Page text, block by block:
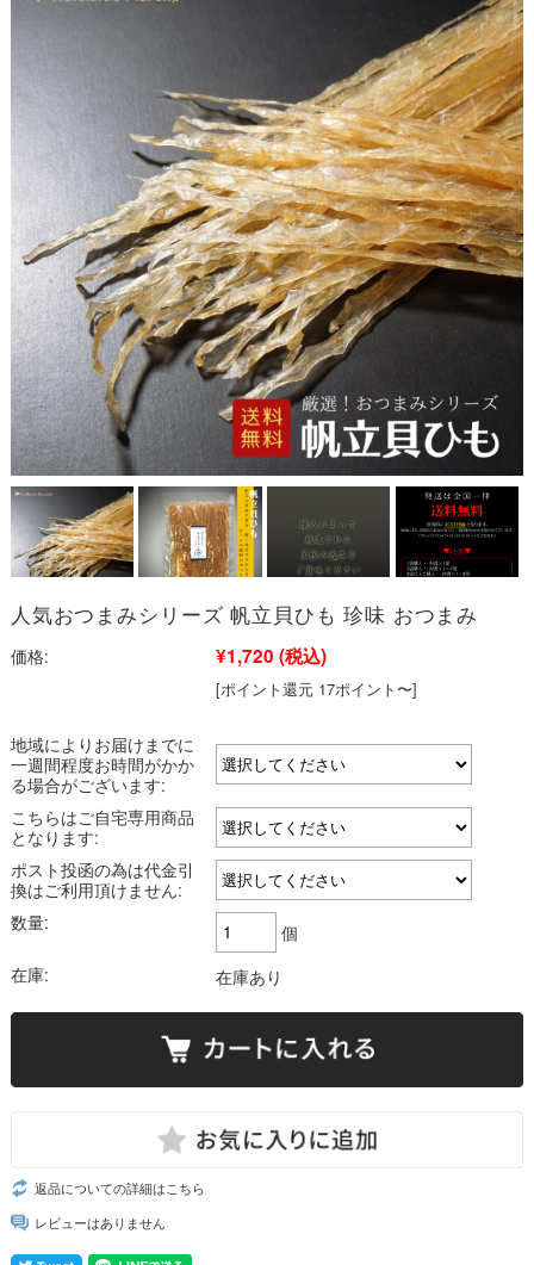
人気おつまみシリーズ 帆立貝ひも 珍味 おつまみ
価格: ¥1,720 (税込)
[ポイント還元 17ポイント〜]
地域によりお届けまでに
一週間程度お時間がかか
る場合がございます:
こちらはご自宅専用商品
となります:
ポスト投函の為は代金引
換はご利用頂けません:
数量:
個
在庫:
在庫あり
返品についての詳細はこちら
レビューはありません